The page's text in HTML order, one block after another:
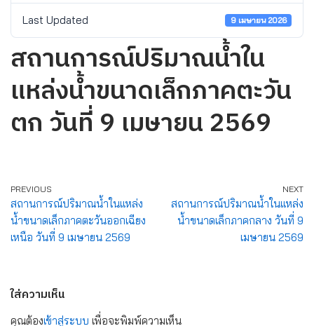
Last Updated 9 เมษายน 2026
สถานการณ์ปริมาณน้ำใน
แหล่งน้ำขนาดเล็กภาคตะวัน
ตก วันที่ 9 เมษายน 2569
PREVIOUS
สถานการณ์ปริมาณน้ำในแหล่ง
น้ำขนาดเล็กภาคตะวันออกเฉียง
เหนือ วันที่ 9 เมษายน 2569
NEXT
สถานการณ์ปริมาณน้ำในแหล่ง
น้ำขนาดเล็กภาคกลาง วันที่ 9
เมษายน 2569
ใส่ความเห็น
คุณต้องเข้าสู่ระบบ เพื่อจะพิมพ์ความเห็น